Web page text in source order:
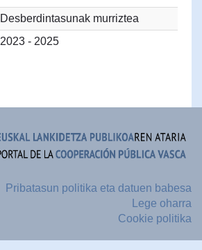
Desberdintasunak murriztea
2023 - 2025
Pribatasun politika eta datuen babesa
Lege oharra
Cookie politika